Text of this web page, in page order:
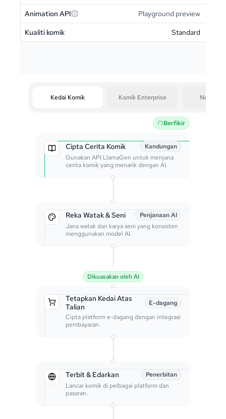
Animation API Playground preview
Kualiti komik Standard
Kedai Komik Komik Enterprise Novel
Berfikir
Cipta Cerita Komik
Kandungan
Gunakan API LlamaGen untuk menjana
cerita komik yang menarik dengan AI.
Reka Watak & Seni
Penjanaan AI
Jana watak dan karya seni yang konsisten
menggunakan model AI.
Dikuasakan oleh AI
Tetapkan Kedai Atas
Talian
E-dagang
Cipta platform e-dagang dengan integrasi
pembayaran.
Terbit & Edarkan
Penerbitan
Lancar komik di pelbagai platform dan
pasaran.